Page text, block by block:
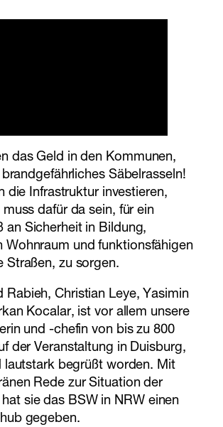
das Geld in den Kommunen,
Säbelrasseln!
die Infrastruktur investieren,
dafür da sein, für ein
an Sicherheit in Bildung,
Wohnraum und funktionsfähigen
Straßen, zu sorgen.
Rabieh, Christian Leye, Yasimin
Kocalar, ist vor allem unsere
und -chefin von bis zu 800
der Veranstaltung in Duisburg,
lautstark begrüßt worden. Mit
Rede zur Situation der
sie das BSW in NRW einen
gegeben.